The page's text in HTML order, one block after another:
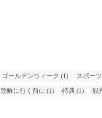
ゴールデンウィーク (1) スポー
朝鮮に行く前に (1) 特典 (1) 観